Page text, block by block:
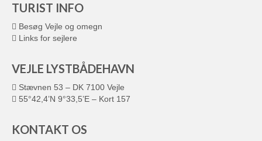
TURIST INFO
Besøg Vejle og omegn
Links for sejlere
VEJLE LYSTBÅDEHAVN
Stævnen 53 – DK 7100 Vejle
55°42,4’N 9°33,5’E – Kort 157
KONTAKT OS